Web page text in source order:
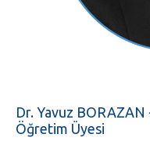
Dr. Yavuz
Öğretim Üyesi